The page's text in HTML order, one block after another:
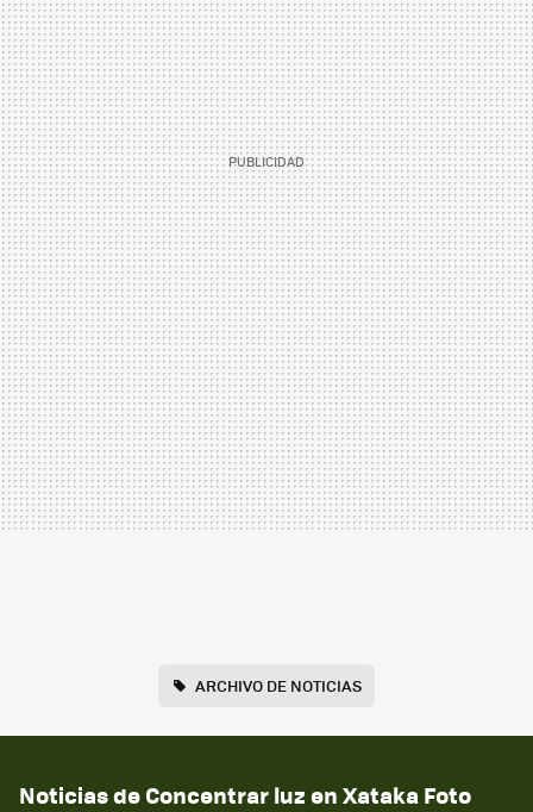
ARCHIVO DE NOTICIAS
Noticias de Concentrar luz en Xataka Foto